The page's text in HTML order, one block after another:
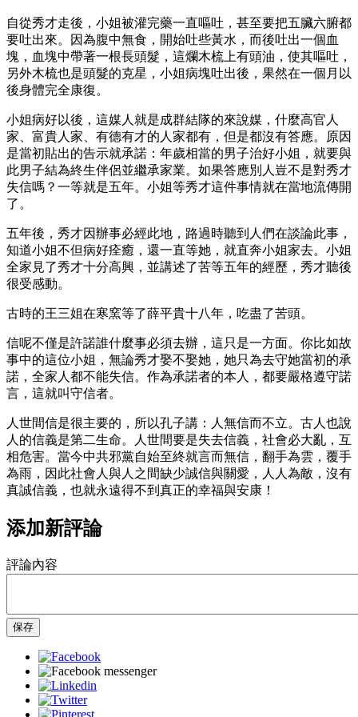
自從秀才走後，小姐被灌完藥一直嘔吐，甚至要把五臟六腑都
要吐出來。因為腹中無食，開始吐些黃水，而後吐出一個血
塊，血塊中帶著一根長頭髮，這爛木梳上有頭油，使其嘔吐，
另外木梳也是頭髮的克星，小姐病塊吐出後，果然在一個月以
後身體完全康復。
小姐病好以後，這媒人就是成群結隊的來說媒，什麼高官人
家、富貴人家、有德有才的人家都有，但是都沒有答應。原因
是當初貼出的告示就承諾：年歲相當的男子治好小姐，就要與
此男子結為終生伴侶並繼承家業。如果答應別人豈不是對秀才
失信嗎？一等就是五年。小姐等秀才這件事情就在當地流傳開
了。
五年後，秀才因辦事必經此地，路過時聽到人們在談論此事，
知道小姐不但病好痊癒，還一直等她，就直奔小姐家去。小姐
全家見了秀才十分高興，並講述了苦等五年的經歷，秀才聽後
很受感動。
古時的王三姐在寒窯等了薛平貴十八年，吃盡了苦頭。
信呢不僅是許諾誰什麼事必須去辦，這只是一方面。你比如故
事中的這位小姐，無論秀才娶不娶她，她只為去守她當初的承
諾，全家人都不能失信。作為承諾者的本人，都要嚴格遵守諾
言，這就叫守信者。
人世間信是很主要的，所以孔子講：人無信而不立。古人也說
人的信義是第二生命。人世間要是失去信義，社會必大亂，互
相危害。當今中共邪黨自始至終就言而無信，翻手為雲，覆手
為雨，因此社會人與人之間缺少誠信與關愛，人人為敵，沒有
真誠信義，也就永遠得不到真正的幸福與安康！
添加新評論
評論內容
保存